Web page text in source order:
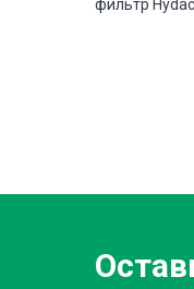
фильтр Hydac.